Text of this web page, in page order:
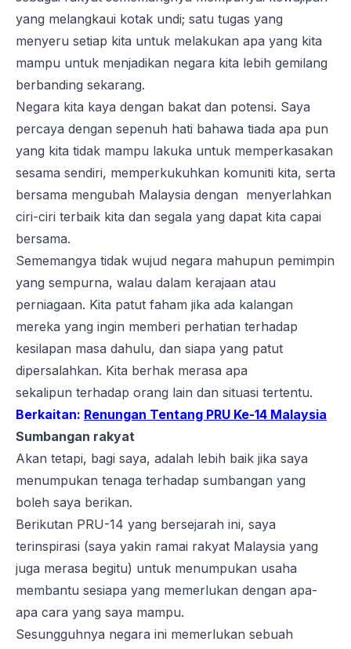
yang melangkaui kotak undi; satu tugas yang
menyeru setiap kita untuk melakukan apa yang kita
mampu untuk menjadikan negara kita lebih gemilang
berbanding sekarang.
Negara kita kaya dengan bakat dan potensi. Saya
percaya dengan sepenuh hati bahawa tiada apa pun
yang kita tidak mampu lakuka untuk memperkasakan
sesama sendiri, memperkukuhkan komuniti kita, serta
bersama mengubah Malaysia dengan menyerlahkan
ciri-ciri terbaik kita dan segala yang dapat kita capai
bersama.
Sememangya tidak wujud negara mahupun pemimpin
yang sempurna, walau dalam kerajaan atau
perniagaan. Kita patut faham jika ada kalangan
mereka yang ingin memberi perhatian terhadap
kesilapan masa dahulu, dan siapa yang patut
dipersalahkan. Kita berhak merasa apa
sekalipun terhadap orang lain dan situasi tertentu.
Berkaitan: Renungan Tentang PRU Ke-14 Malaysia
Sumbangan rakyat
Akan tetapi, bagi saya, adalah lebih baik jika saya
menumpukan tenaga terhadap sumbangan yang
boleh saya berikan.
Berikutan PRU-14 yang bersejarah ini, saya
terinspirasi (saya yakin ramai rakyat Malaysia yang
juga merasa begitu) untuk menumpukan usaha
membantu sesiapa yang memerlukan dengan apa-
apa cara yang saya mampu.
Sesungguhnya negara ini memerlukan sebuah